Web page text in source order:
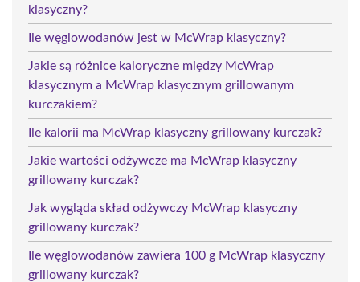
klasyczny?
Ile węglowodanów jest w McWrap klasyczny?
Jakie są różnice kaloryczne między McWrap
klasycznym a McWrap klasycznym grillowanym
kurczakiem?
Ile kalorii ma McWrap klasyczny grillowany kurczak?
Jakie wartości odżywcze ma McWrap klasyczny
grillowany kurczak?
Jak wygląda skład odżywczy McWrap klasyczny
grillowany kurczak?
Ile węglowodanów zawiera 100 g McWrap klasyczny
grillowany kurczak?